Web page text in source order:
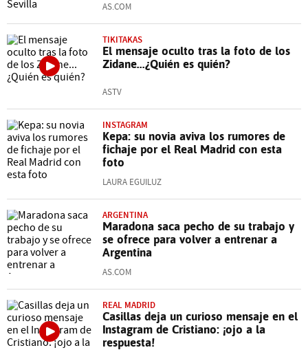
AS.COM
TIKITAKAS
El mensaje oculto tras la foto de los
Zidane...¿Quién es quién?
ASTV
INSTAGRAM
Kepa: su novia aviva los rumores de
fichaje por el Real Madrid con esta
foto
LAURA EGUILUZ
ARGENTINA
Maradona saca pecho de su trabajo y
se ofrece para volver a entrenar a
Argentina
AS.COM
REAL MADRID
Casillas deja un curioso mensaje en el
Instagram de Cristiano: ¡ojo a la
respuesta!